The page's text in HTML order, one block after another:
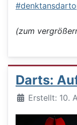
(zum
Darts:
DetailsErstellt: 10.